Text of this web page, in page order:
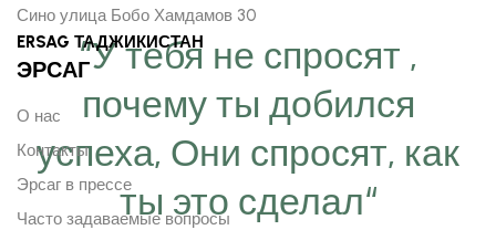
“У тебя не спросят ,
почему ты добился
успеха, Они спросят, как
ты это сделал“
Сино улица Бобо Хамдамов 30
ERSAG ТАДЖИКИСТАН
ЭРСАГ
О нас
Контакты
Эрсаг в прессе
Часто задаваемые вопросы